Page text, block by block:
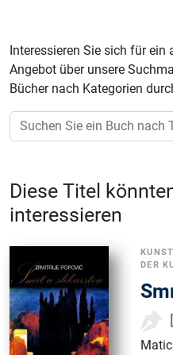
Interessieren Sie sich für ein
Angebot über unsere
Bücher nach Kategorien
Diese Titel
interessieren
DER